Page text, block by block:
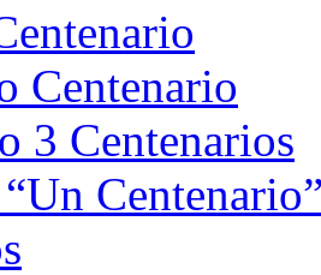
Centenario
3 Centenarios